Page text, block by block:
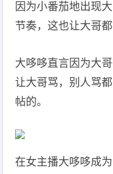
因为小番茄地出现
节奏，这也让大哥都
大哆哆直言因为大
让大哥骂，别人骂
帖的。
在女主播大哆哆成